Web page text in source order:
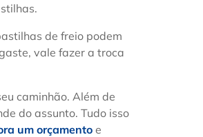
de freio podem
vale fazer a troca
caminhão. Além de
do assunto. Tudo isso
um orçamento e